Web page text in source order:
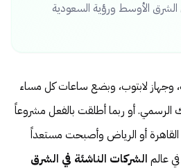
الأوسط ورؤية السعودية
وجهاز لابتوب، وبضع ساعات كل مساء
الرسمي. أو ربما أطلقت بالفعل مشروعاً
أو الرياض وأصبحت مستعداً
عالم الشركات الناشئة في الشرق